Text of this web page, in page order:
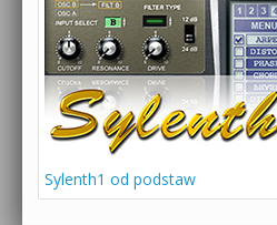
Sylenth1 od podstaw